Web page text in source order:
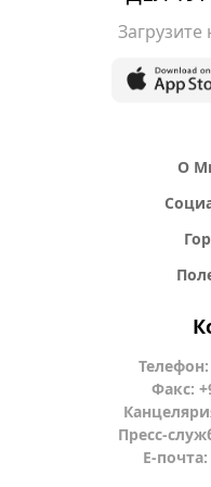
О
Телефон:
Факс:
Пресс-
Е-почта: